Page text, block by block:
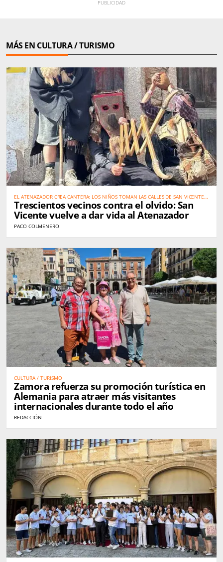
MÁS EN CULTURA / TURISMO
EL ATENAZADOR CREA CANTERA: LOS NIÑOS TOMAN LAS CALLES DE SAN VICENTE
PARA SALVAR UNA TRADICIÓN
Trescientos vecinos contra el olvido: San
Vicente vuelve a dar vida al Atenazador
PACO COLMENERO
CULTURA / TURISMO
Zamora refuerza su promoción turística en
Alemania para atraer más visitantes
internacionales durante todo el año
REDACCIÓN